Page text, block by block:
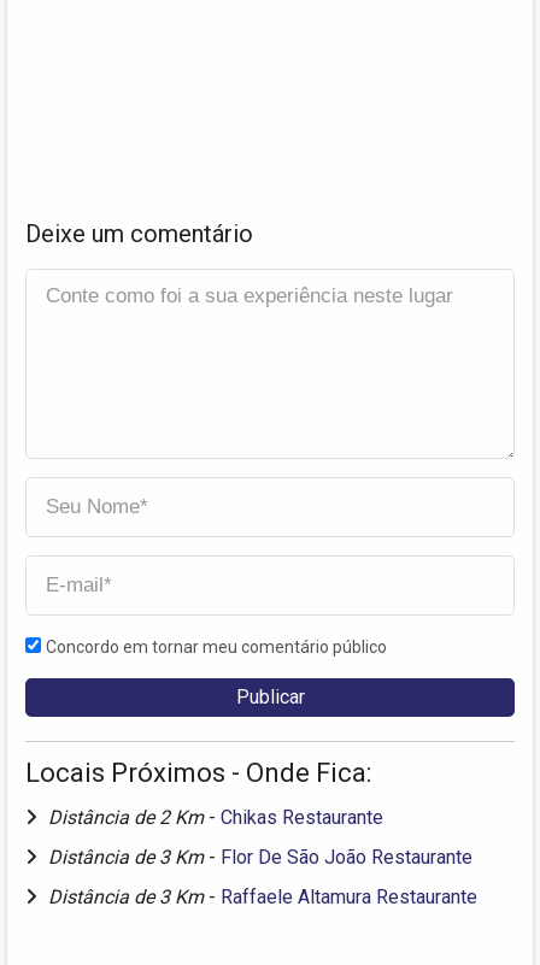
Deixe um comentário
Concordo em tornar meu comentário público
Locais Próximos - Onde Fica:
Distância de 2 Km - Chikas Restaurante
Distância de 3 Km - Flor De São João Restaurante
Distância de 3 Km - Raffaele Altamura Restaurante